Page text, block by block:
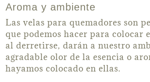
Aroma y ambiente
Las velas para quemadores son
que podemos hacer para colocar
al derretirse, darán a nuestro
agradable olor de la esencia o
hayamos colocado en ellas.